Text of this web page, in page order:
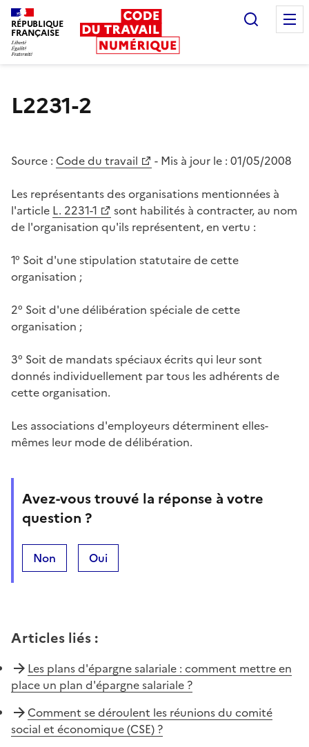
RÉPUBLIQUE
FRANÇAISE
L2231-2
Source : Code du travail - Mis à jour le : 01/05/2008
Les représentants des organisations mentionnées à
l'article L. 2231-1
sont habilités à contracter, au nom
de l'organisation qu'ils représentent, en vertu :
1° Soit d'une stipulation statutaire de cette
organisation ;
2° Soit d'une délibération spéciale de cette
organisation ;
3° Soit de mandats spéciaux écrits qui leur sont
donnés individuellement par tous les adhérents de
cette organisation.
Les associations d'employeurs déterminent elles-
mêmes leur mode de délibération.
Avez-vous trouvé la réponse à votre
question ?
Non Oui
Articles liés :
Les plans d'épargne salariale : comment mettre en
place un plan d'épargne salariale ?
Comment se déroulent les réunions du comité
social et économique (CSE) ?